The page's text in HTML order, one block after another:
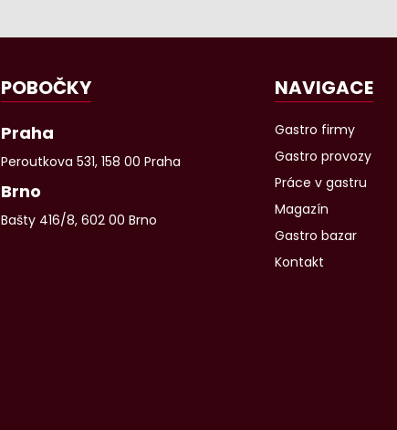
POBOČKY
Praha
Peroutkova 531, 158 00 Praha
Brno
Bašty 416/8, 602 00 Brno
NAVIGACE
Gastro firmy
Gastro provozy
Práce v gastru
Magazín
Gastro bazar
Kontakt